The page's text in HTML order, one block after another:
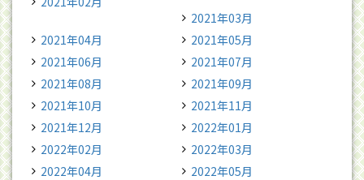
2021年03月
2021年04月
2021年05月
2021年06月
2021年07月
2021年08月
2021年09月
2021年10月
2021年11月
2021年12月
2022年01月
2022年02月
2022年03月
2022年04月
2022年05月